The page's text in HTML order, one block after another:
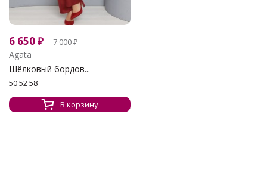
6 650₽ 7 000₽
Agata
Шёлковый бордов...
50 52 58
В корзину